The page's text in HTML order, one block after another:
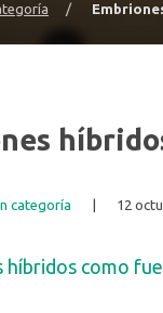
/
categoría 12
híbridos como